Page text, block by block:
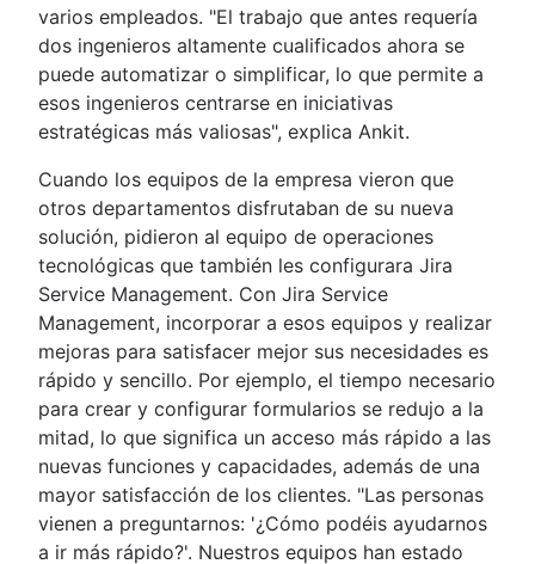
varios empleados. "El trabajo que antes requería
dos ingenieros altamente cualificados ahora se
puede automatizar o simplificar, lo que permite a
esos ingenieros centrarse en iniciativas
estratégicas más valiosas", explica Ankit.
Cuando los equipos de la empresa vieron que
otros departamentos disfrutaban de su nueva
solución, pidieron al equipo de operaciones
tecnológicas que también les configurara Jira
Service Management. Con Jira Service
Management, incorporar a esos equipos y realizar
mejoras para satisfacer mejor sus necesidades es
rápido y sencillo. Por ejemplo, el tiempo necesario
para crear y configurar formularios se redujo a la
mitad, lo que significa un acceso más rápido a las
nuevas funciones y capacidades, además de una
mayor satisfacción de los clientes. "Las personas
vienen a preguntarnos: '¿Cómo podéis ayudarnos
a ir más rápido?'. Nuestros equipos han estado